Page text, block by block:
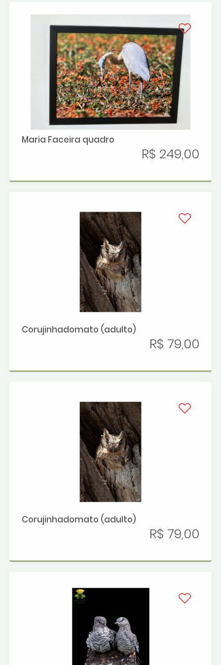
Maria Faceira quadro
R$ 249,00
Corujinhadomato (adulto)
R$ 79,00
Corujinhadomato (adulto)
R$ 79,00